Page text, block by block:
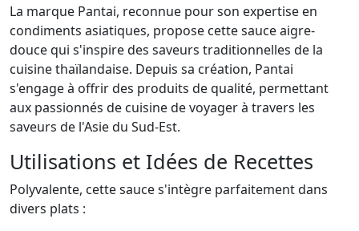
La marque Pantai, reconnue pour son expertise en
condiments asiatiques, propose cette sauce aigre-
douce qui s'inspire des saveurs traditionnelles de la
cuisine thaïlandaise. Depuis sa création, Pantai
s'engage à offrir des produits de qualité, permettant
aux passionnés de cuisine de voyager à travers les
saveurs de l'Asie du Sud-Est.
Utilisations et Idées de Recettes
Polyvalente, cette sauce s'intègre parfaitement dans
divers plats :